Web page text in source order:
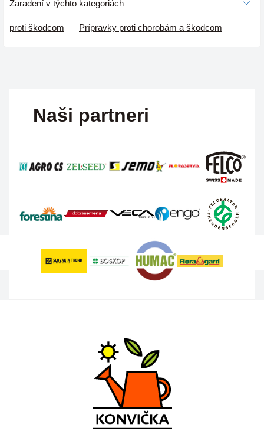
Zaradení v týchto kategoriách
proti škodcom Prípravky proti chorobám a škodcom
Naši partneri